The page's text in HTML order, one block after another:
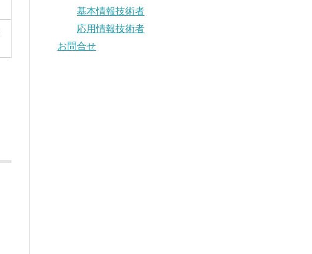
基本情報技術者
応用情報技術者
お問合せ